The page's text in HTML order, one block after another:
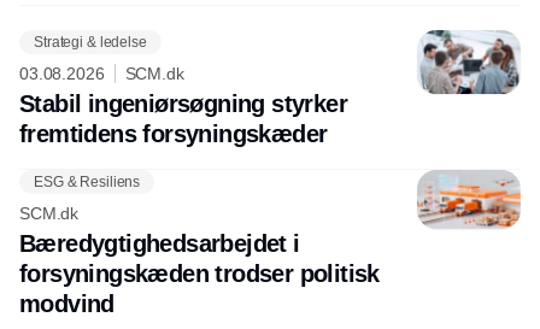
Strategi & ledelse
03.08.2026 SCM.dk
Stabil ingeniørsøgning styrker
fremtidens forsyningskæder
ESG & Resiliens
SCM.dk
Bæredygtighedsarbejdet i
forsyningskæden trodser politisk
modvind